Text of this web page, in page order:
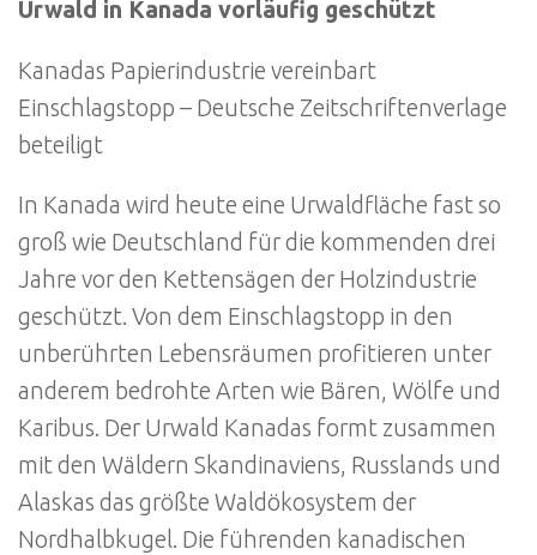
Urwald in Kanada vorläufig geschützt
Kanadas Papierindustrie vereinbart
Einschlagstopp – Deutsche Zeitschriftenverlage
beteiligt
In Kanada wird heute eine Urwaldfläche fast so
groß wie Deutschland für die kommenden drei
Jahre vor den Kettensägen der Holzindustrie
geschützt. Von dem Einschlagstopp in den
unberührten Lebensräumen profitieren unter
anderem bedrohte Arten wie Bären, Wölfe und
Karibus. Der Urwald Kanadas formt zusammen
mit den Wäldern Skandinaviens, Russlands und
Alaskas das größte Waldökosystem der
Nordhalbkugel. Die führenden kanadischen